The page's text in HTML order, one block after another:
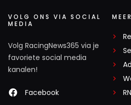
VOLG ONS VIA SOCIAL
MEDIA
Volg RacingNews365 via je
favoriete social media
kanalen!
Facebook